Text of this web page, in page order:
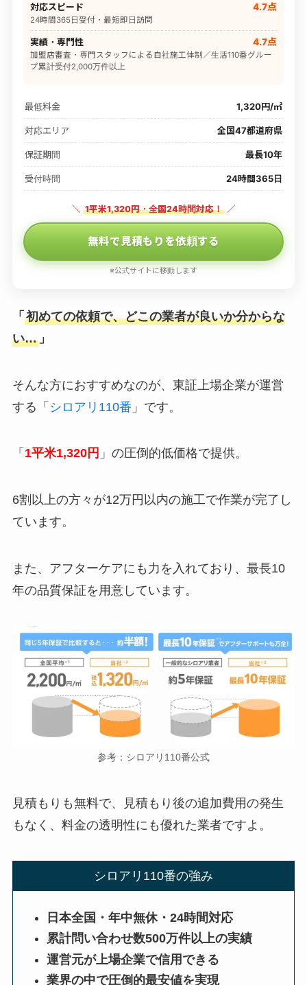
対応スピード 4.7点
24時間365日受付・最短即日訪問
実績・専門性 4.7点
加盟店審査・専門スタッフによる自社施工体制／生活110番グルー
プ累計受付2,000万件以上
最低料金 1,320円/㎡
対応エリア 全国47都道府県
保証期間 最長10年
受付時間 24時間365日
＼ 1平米1,320円・全国24時間対応！ ／
無料で見積もりを依頼する
※公式サイトに移動します
「 初めての依頼で、どこの業者が良いか分からな
い…」
そんな方におすすめなのが、東証上場企業が運営
する「 シロアリ110番 」です。
「 1平米1,320円 」の圧倒的低価格で提供。
6割以上の方々が12万円以内の施工で作業が完了し
ています。
また、アフターケアにも力を入れており、最長10
年の品質保証を用意しています。
参考：シロアリ110番公式
見積もりも無料で、見積もり後の追加費用の発生
もなく、料金の透明性にも優れた業者ですよ。
シロアリ110番の強み
日本全国・年中無休・24時間対応
累計問い合わせ数500万件以上の実績
運営元が上場企業で信用できる
業界の中で圧倒的最安値を実現